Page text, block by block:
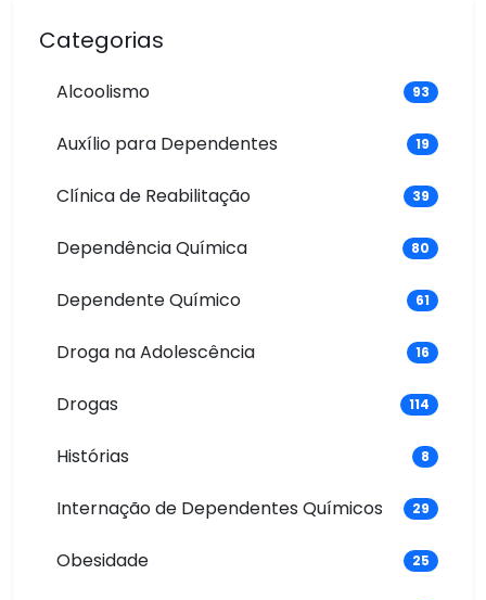
Categorias
Alcoolismo 93
Auxílio para Dependentes 19
Clínica de Reabilitação 39
Dependência Química 80
Dependente Químico 61
Droga na Adolescência 16
Drogas 114
Histórias 8
Internação de Dependentes Químicos 29
Obesidade 25